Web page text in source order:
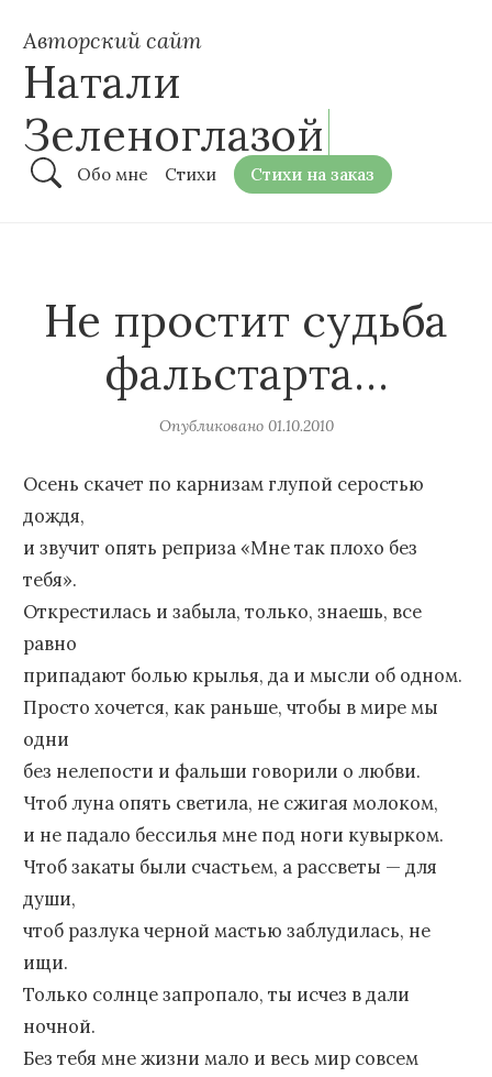
Авторский сайт
Натали
Зеленоглазой
Обо мне Стихи Стихи на заказ
Не простит судьба
фальстарта…
Опубликовано 01.10.2010
Осень скачет по карнизам глупой серостью
дождя,
и звучит опять реприза «Мне так плохо без
тебя».
Открестилась и забыла, только, знаешь, все
равно
припадают болью крылья, да и мысли об одном.
Просто хочется, как раньше, чтобы в мире мы
одни
без нелепости и фальши говорили о любви.
Чтоб луна опять светила, не сжигая молоком,
и не падало бессилья мне под ноги кувырком.
Чтоб закаты были счастьем, а рассветы — для
души,
чтоб разлука черной мастью заблудилась, не
ищи.
Только солнце запропало, ты исчез в дали
ночной.
Без тебя мне жизни мало и весь мир совсем